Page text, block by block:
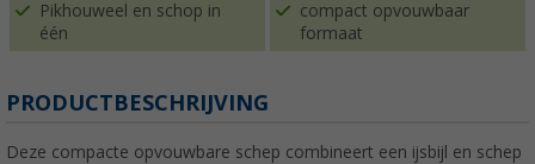
Pikhouweel en schop in
één
compact opvouwbaar
formaat
PRODUCTBESCHRIJVING
Deze compacte opvouwbare schep combineert een ijsbijl en schep